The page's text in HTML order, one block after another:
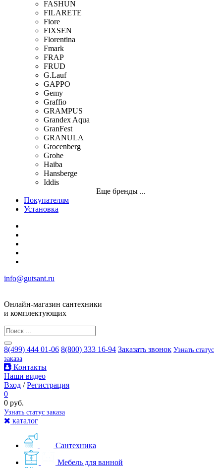
FASHUN
FILARETE
Fiore
FIXSEN
Florentina
Fmark
FRAP
FRUD
G.Lauf
GAPPO
Gemy
Graffio
GRAMPUS
Grandex Aqua
GranFest
GRANULA
Grocenberg
Grohe
Haiba
Hansberge
Iddis
Еще бренды ...
Покупателям
Установка
info@gutsant.ru
Онлайн-магазин сантехники
и комплектующих
8(499) 444 01-06 8(800) 333 16-94 Заказать звонок Узнать статус
заказа
Контакты
Наши видео
Вход /Регистрация
0
0 руб.
Узнать статус заказа
каталог
Сантехника
Мебель для ванной